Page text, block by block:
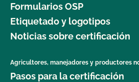
Formularios OSP
Etiquetado y logotipos
Noticias sobre certificación
Agricultores, manejadores y productores
Pasos para la certificación